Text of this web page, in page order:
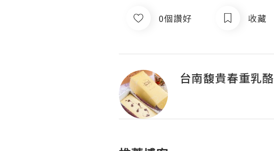
0個讚好 收藏
台南馥貴春重乳